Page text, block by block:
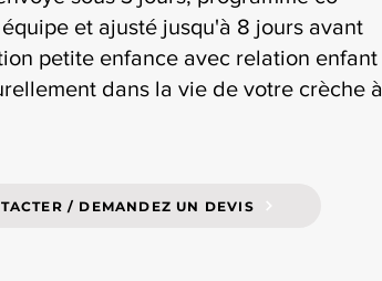
et ajusté jusqu'à 8 jours avant
petite enfance avec relation enfant
dans la vie de votre crèche à
/ DEMANDEZ UN DEVIS